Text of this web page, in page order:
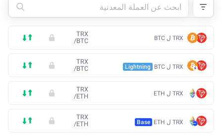
TRX ل BTC
TRX
/BTC
TRX ل BTC Lightning
TRX
/BTC
TRX ل ETH
TRX
/ETH
TRX ل ETH Base
TRX
/ETH